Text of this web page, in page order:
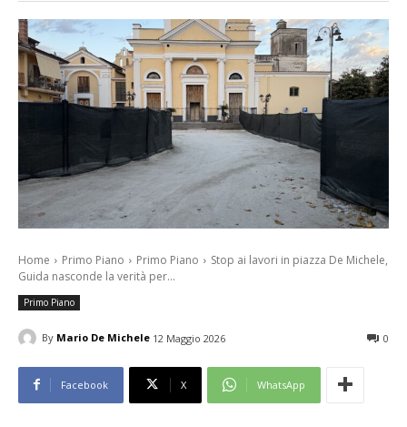
Home Primo Piano Primo Piano
Stop ai lavori in piazza De Michele,
Guida nasconde la verità per...
Primo Piano
By Mario De Michele 12 Maggio 2026 0
Facebook X WhatsApp